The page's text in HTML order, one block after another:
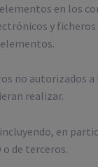
en los
y
no autorizados
realizar.
en
o de terceros.